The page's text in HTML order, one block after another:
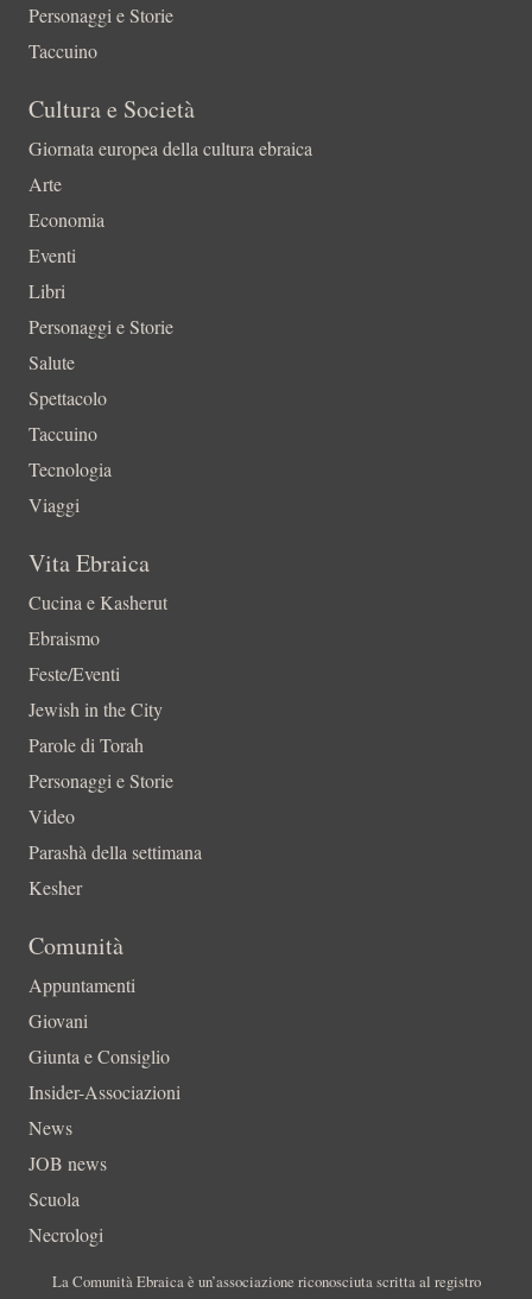
Personaggi e Storie
Taccuino
Cultura e Società
Giornata europea della cultura ebraica
Arte
Economia
Eventi
Libri
Personaggi e Storie
Salute
Spettacolo
Taccuino
Tecnologia
Viaggi
Vita Ebraica
Cucina e Kasherut
Ebraismo
Feste/Eventi
Jewish in the City
Parole di Torah
Personaggi e Storie
Video
Parashà della settimana
Kesher
Comunità
Appuntamenti
Giovani
Giunta e Consiglio
Insider-Associazioni
News
JOB news
Scuola
Necrologi
La Comunità Ebraica è un’associazione riconosciuta scritta al registro